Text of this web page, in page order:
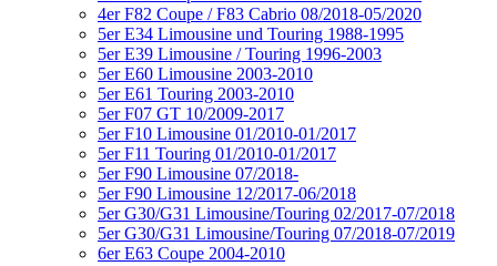
4er F82 Coupe / F83 Cabrio 08/2018-05/2020
5er E34 Limousine und Touring 1988-1995
5er E39 Limousine / Touring 1996-2003
5er E60 Limousine 2003-2010
5er E61 Touring 2003-2010
5er F07 GT 10/2009-2017
5er F10 Limousine 01/2010-01/2017
5er F11 Touring 01/2010-01/2017
5er F90 Limousine 07/2018-
5er F90 Limousine 12/2017-06/2018
5er G30/G31 Limousine/Touring 02/2017-07/2018
5er G30/G31 Limousine/Touring 07/2018-07/2019
6er E63 Coupe 2004-2010